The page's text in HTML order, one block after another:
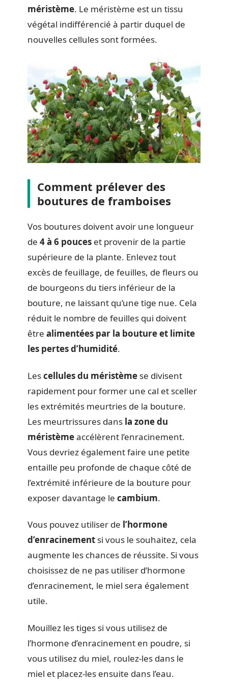
méristème. Le méristème est un tissu
végétal indifférencié à partir duquel de
nouvelles cellules sont formées.
Comment prélever des
boutures de framboises
Vos boutures doivent avoir une longueur
de 4 à 6 pouces et provenir de la partie
supérieure de la plante. Enlevez tout
excès de feuillage, de feuilles, de fleurs ou
de bourgeons du tiers inférieur de la
bouture, ne laissant qu’une tige nue. Cela
réduit le nombre de feuilles qui doivent
être alimentées par la bouture et limite
les pertes d’humidité.
Lescellules du méristème se divisent
rapidement pour former une cal et sceller
les extrémités meurtries de la bouture.
Les meurtrissures dans la zone du
méristèmeaccélèrent l’enracinement.
Vous devriez également faire une petite
entaille peu profonde de chaque côté de
l’extrémité inférieure de la bouture pour
exposer davantage le cambium.
Vous pouvez utiliser de l’hormone
d’enracinement si vous le souhaitez, cela
augmente les chances de réussite. Si vous
choisissez de ne pas utiliser d’hormone
d’enracinement, le miel sera également
utile.
Mouillez les tiges si vous utilisez de
l’hormone d’enracinement en poudre, si
vous utilisez du miel, roulez-les dans le
miel et placez-les ensuite dans l’eau.